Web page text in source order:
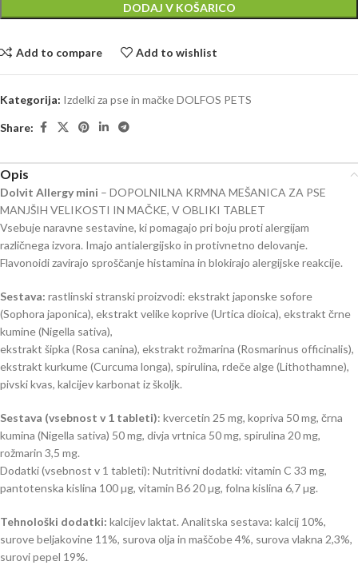
DODAJ V KOŠARICO
Add to compare Add to wishlist
Kategorija: Izdelki za pse in mačke DOLFOS PETS
Share:
Opis
Dolvit Allergy mini – DOPOLNILNA KRMNA MEŠANICA ZA PSE
MANJŠIH VELIKOSTI IN MAČKE, V OBLIKI TABLET
Vsebuje naravne sestavine, ki pomagajo pri boju proti alergijam
različnega izvora. Imajo antialergijsko in protivnetno delovanje.
Flavonoidi zavirajo sproščanje histamina in blokirajo alergijske reakcije.
Sestava: rastlinski stranski proizvodi: ekstrakt japonske sofore
(Sophora japonica), ekstrakt velike koprive (Urtica dioica), ekstrakt črne
kumine (Nigella sativa),
ekstrakt šipka (Rosa canina), ekstrakt rožmarina (Rosmarinus officinalis),
ekstrakt kurkume (Curcuma longa), spirulina, rdeče alge (Lithothamne),
pivski kvas, kalcijev karbonat iz školjk.
Sestava (vsebnost v 1 tableti): kvercetin 25 mg, kopriva 50 mg, črna
kumina (Nigella sativa) 50 mg, divja vrtnica 50 mg, spirulina 20 mg,
rožmarin 3,5 mg.
Dodatki (vsebnost v 1 tableti): Nutritivni dodatki: vitamin C 33 mg,
pantotenska kislina 100 µg, vitamin B6 20 µg, folna kislina 6,7 µg.
Tehnološki dodatki: kalcijev laktat. Analitska sestava: kalcij 10%,
surove beljakovine 11%, surova olja in maščobe 4%, surova vlakna 2,3%,
surovi pepel 19%.